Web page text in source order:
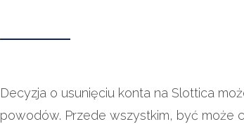
Decyzja o usunięciu konta na Slottica
powodów. Przede wszystkim, być może